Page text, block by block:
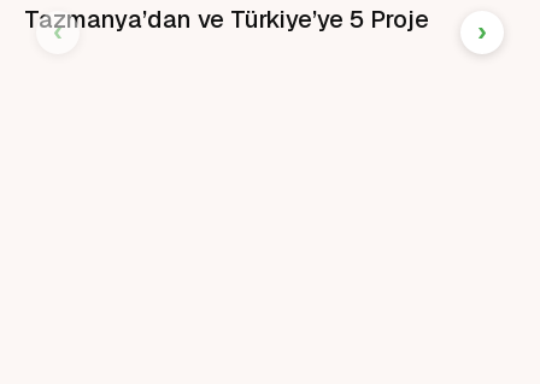
Tazmanya’dan ve Türkiye’ye 5 Proje